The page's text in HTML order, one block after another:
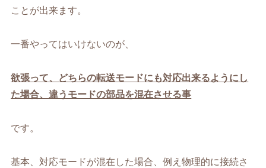
ことが出来ます。
一番やってはいけないのが、
欲張って、どちらの転送モードにも対応出来るようにし
た場合、違うモードの部品を混在させる事
です。
基本、対応モードが混在した場合、例え物理的に接続さ